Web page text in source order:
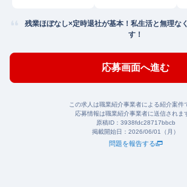
残業ほぼなし×定時退社が基本！私生活と無理な
す！
応募画面へ進む
この求人は職業紹介事業者による紹介案件
応募情報は職業紹介事業者に送信されま
原稿ID： 3938fdc28717bbcb
掲載開始日： 2026/06/01（月）
問題を報告する